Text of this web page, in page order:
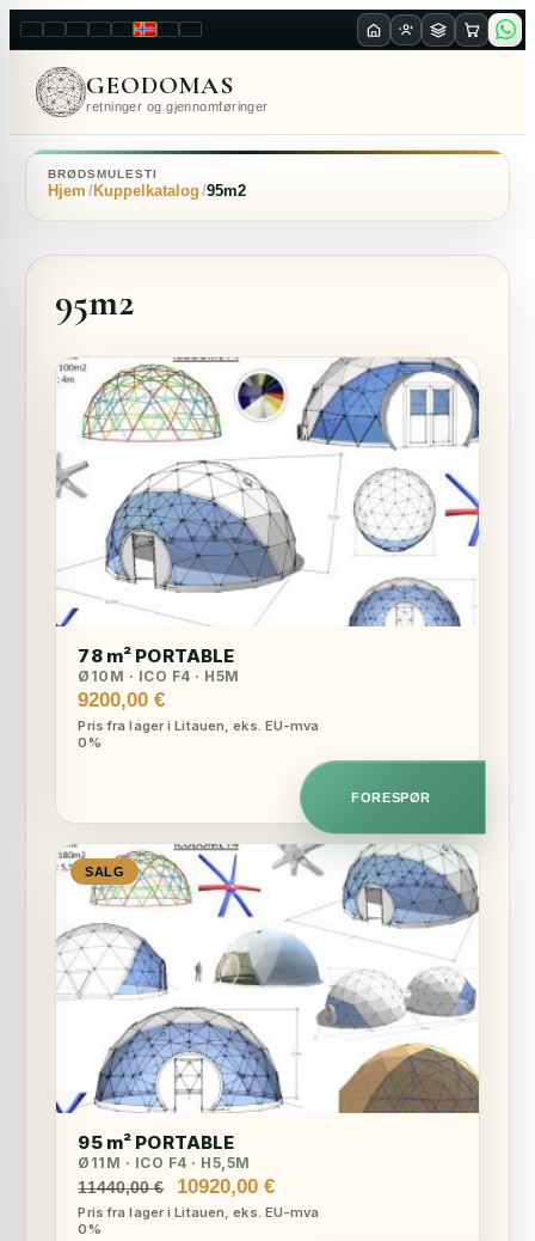
LT ENPL FRRUNOSKRO
GEODOMAS
retninger og gjennomføringer
BRØDSMULESTI
Hjem Kuppelkatalog 95m2
95m2
78 m² PORTABLE
Ø10M · ICO F4 · H5M
9200,00€
Pris fra lager i Litauen, eks. EU-mva
0%
FORESPØR
SALG
95 m² PORTABLE
Ø11M · ICO F4 · H5,5M
11440,00€
Opprinnelig
pris
10920,00€Nåværende
pris
Pris fra lager i Litauen, eks. EU-mva
0%